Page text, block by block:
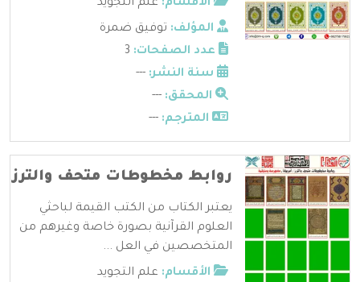
الأقسام: علم التجويد
المؤلف: توفيق ضمرة
عدد الصفحات:
سنة النشر: ---
المحقق: ---
المترجم: ---
روابط مخطوطات متحف والترز
يعتبر الكتاب من الكتب القيمة لباحثي
العلوم القرآنية بصورة خاصة وغيرهم من
المتخصصين في العل ...
الأقسام: علم التجويد